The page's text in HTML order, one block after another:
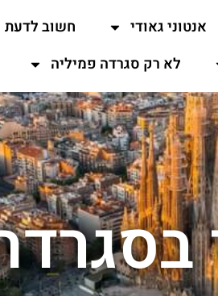
אנטוני גאודי
חשוב לדעת
לא רק סגרדה פמיליה